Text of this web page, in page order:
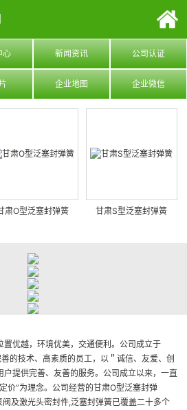
心 新闻资讯 公司认证
企业地图 企业微信
肃O型泛塞封弹簧 甘肃S型泛塞封弹簧
优越，环境优美，交通便利。公司成立于
的技术、高素质的员工，以＂诚信、友爱、创
提供完善、友善的服务。公司成立以来，一直
价”为理念。公司经营的甘肃O型泛塞封弹
及激光头密封件,泛塞封弹簧已覆盖二十多个